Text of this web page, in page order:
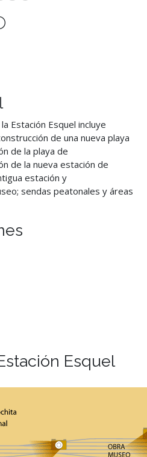
Estación Esquel incluye
de una nueva playa
de la playa de
de la nueva estación de
estación y
sendas peatonales y áreas
Esquel